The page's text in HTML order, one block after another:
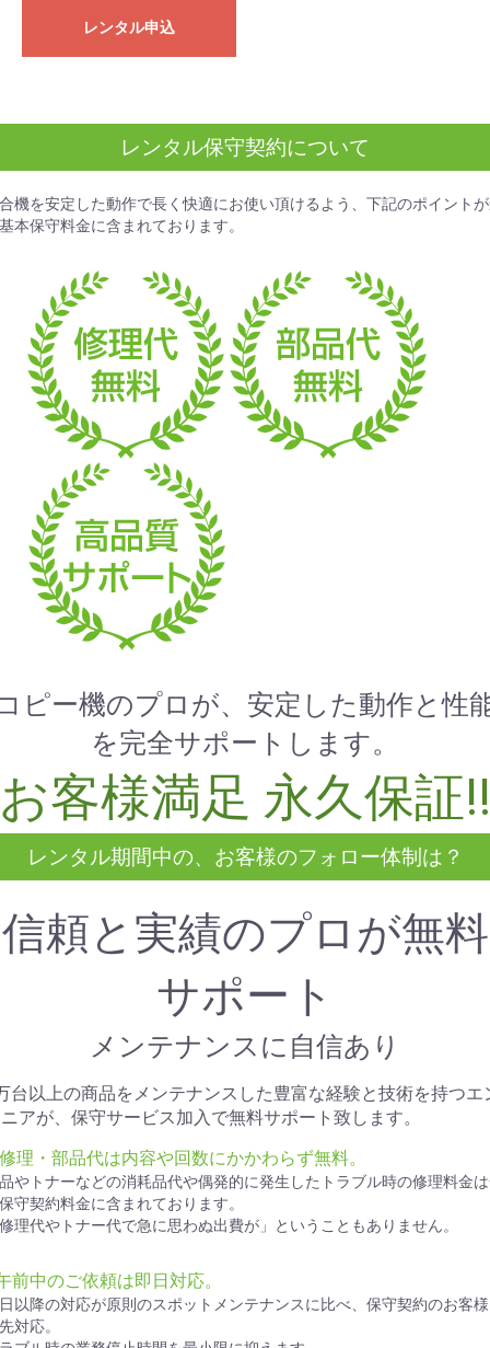
レンタル申込
レンタル保守契約について
機を安定した動作で長く快適にお使い頂けるよう、下記のポイントが
本保守料金に含まれております。
ピー機のプロが、安定した動作と性
を完全サポートします。
お客様満足 永久保証!!
レンタル期間中の、お客様のフォロー体制は？
信頼と実績のプロが無料
サポート
メンテナンスに自信あり
台以上の商品をメンテナンスした豊富な経験と技術を持つエ
アが、保守サービス加入で無料サポート致します。
理・部品代は内容や回数にかかわらず無料。
やトナーなどの消耗品代や偶発的に発生したトラブル時の修理料金
守契約料金に含まれております。
理代やトナー代で急に思わぬ出費が」ということもありません。
前中のご依頼は即日対応。
以降の対応が原則のスポットメンテナンスに比べ、保守契約のお客
対応。